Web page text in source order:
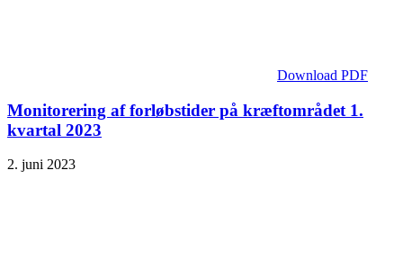
Download PDF
Monitorering af forløbstider på kræftområdet 1.
kvartal 2023
2. juni 2023